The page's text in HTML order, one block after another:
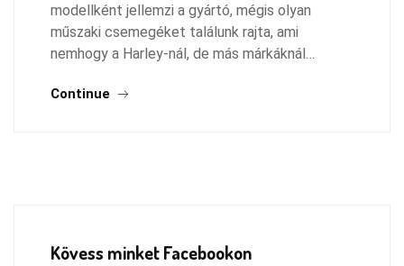
modellként jellemzi a gyártó, mégis olyan
műszaki csemegéket találunk rajta, ami
nemhogy a Harley-nál, de más márkáknál…
Continue
Kövess minket Facebookon